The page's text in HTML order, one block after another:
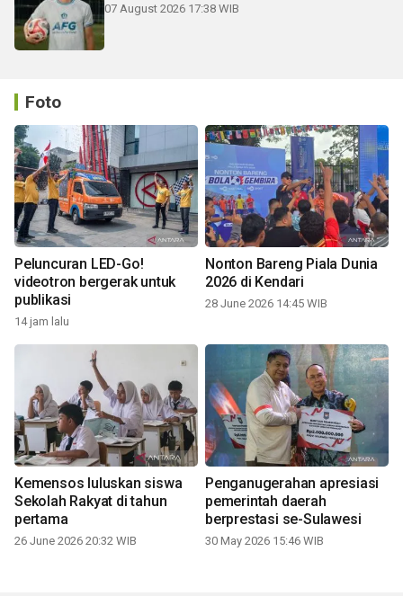
07 August 2026 17:38 WIB
Foto
Peluncuran LED-Go!
videotron bergerak untuk
publikasi
14 jam lalu
Nonton Bareng Piala Dunia
2026 di Kendari
28 June 2026 14:45 WIB
Kemensos luluskan siswa
Sekolah Rakyat di tahun
pertama
26 June 2026 20:32 WIB
Penganugerahan apresiasi
pemerintah daerah
berprestasi se-Sulawesi
30 May 2026 15:46 WIB